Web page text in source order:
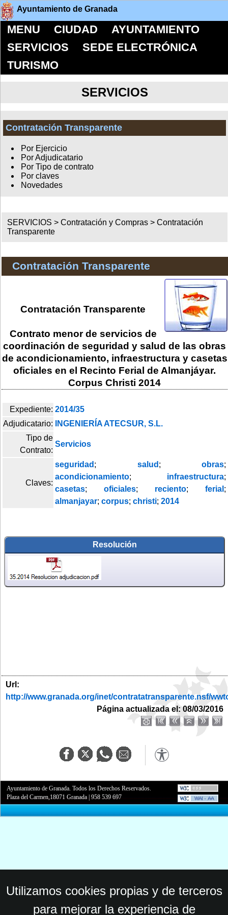
Ayuntamiento de Granada
MENU CIUDAD
AYUNTAMIENTO
SERVICIOS
SEDE ELECTRÓNICA
TURISMO
SERVICIOS
Contratación Transparente
Por Ejercicio
Por Adjudicatario
Por Tipo de contrato
Por claves
Novedades
SERVICIOS >Contratación y Compras >Contratación
Transparente
Contratación Transparente
Contratación Transparente
Contrato menor de servicios de
coordinación de seguridad y salud de las obras
de acondicionamiento, infraestructura y casetas
oficiales en el Recinto Ferial de Almanjáyar.
Corpus Christi 2014
Expediente: 2014/35
Adjudicatario:
INGENIERÍA ATECSUR, S.L.
Tipo de
Contrato:
Servicios
Claves:
seguridad ; salud ; obras;
acondicionamiento; infraestructura;
casetas; oficiales; reciento; ferial ;
almanjayar; corpus; christi; 2014
Resolución
Url:
http://www.granada.org/inet/contratatransparente.nsf/
Página actualizada el: 08/03/2016
Ayuntamiento de Granada. Todos los Derechos Reservados.
Plaza del Carmen,18071 Granada |958 539 697
Utilizamos cookies propias y de terceros
para mejorar la experiencia de